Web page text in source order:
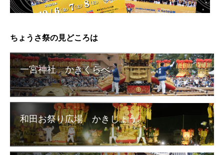
ちょうさ祭の見どころは
一宮神社 かきくらべ
和田お祭り広場 かきじょう